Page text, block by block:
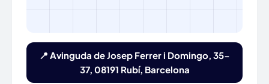
📍 Avinguda de Josep Ferrer i Domingo, 35-
37, 08191 Rubí, Barcelona